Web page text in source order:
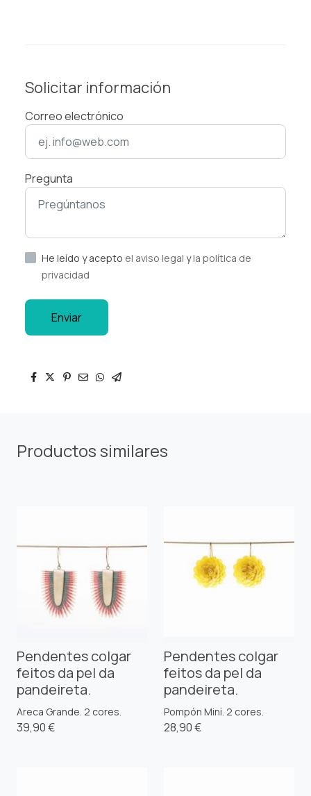
Solicitar información
Correo electrónico
Pregunta
He leído y acepto el aviso legal yla política de
privacidad
Enviar
Productos similares
Pendentes colgar
feitos da pel da
pandeireta.
Areca Grande. 2 cores.
39,90 €
Pendentes colgar
feitos da pel da
pandeireta.
Pompón Mini. 2 cores.
28,90 €